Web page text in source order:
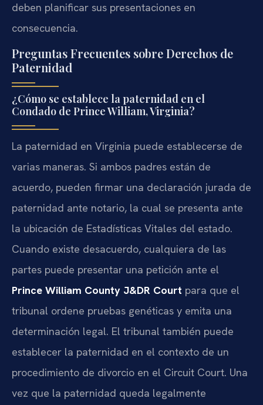
deben planificar sus presentaciones en
consecuencia.
Preguntas Frecuentes sobre Derechos de
Paternidad
¿Cómo se establece la paternidad en el
Condado de Prince William, Virginia?
La paternidad en Virginia puede establecerse de
varias maneras. Si ambos padres están de
acuerdo, pueden firmar una declaración jurada de
paternidad ante notario, la cual se presenta ante
la ubicación de Estadísticas Vitales del estado.
Cuando existe desacuerdo, cualquiera de las
partes puede presentar una petición ante el
Prince William County J&DR Court para que el
tribunal ordene pruebas genéticas y emita una
determinación legal. El tribunal también puede
establecer la paternidad en el contexto de un
procedimiento de divorcio en el Circuit Court. Una
vez que la paternidad queda legalmente